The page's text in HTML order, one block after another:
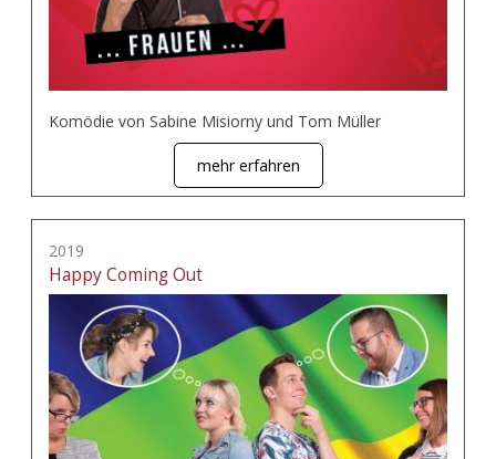
Komödie von Sabine Misiorny und Tom Müller
mehr erfahren
2019
Happy Coming Out